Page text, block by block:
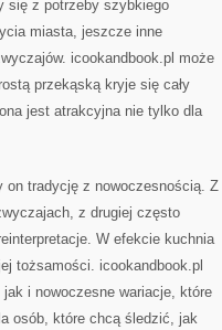
się z potrzeby szybkiego
miasta, jeszcze inne
icookandbook.pl może
przekąską kryje się cały
jest atrakcyjna nie tylko dla
on tradycję z nowoczesnością. Z
z drugiej często
W efekcie kuchnia
tożsamości. icookandbook.pl
i nowoczesne wariacje, które
osób, które chcą śledzić, jak